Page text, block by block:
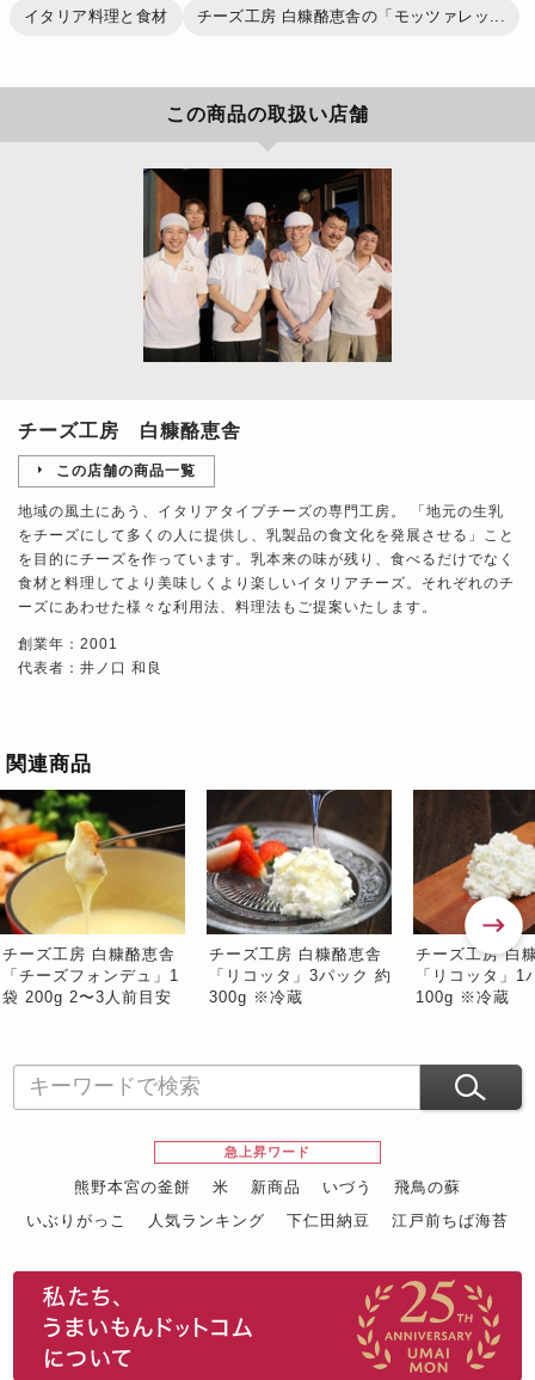
イタリア料理と食材 チーズ工房 白糠酪恵舎の「モッツァレッ...
この商品の取扱い店舗
チーズ工房 白糠酪恵舎
この店舗の商品一覧
地域の風土にあう、イタリアタイプチーズの専門工房。 「地元の生乳
をチーズにして多くの人に提供し、乳製品の食文化を発展させる」こと
を目的にチーズを作っています。乳本来の味が残り、食べるだけでなく
食材と料理してより美味しくより楽しいイタリアチーズ。それぞれのチ
ーズにあわせた様々な利用法、料理法もご提案いたします。
創業年：2001
代表者：井ノ口 和良
関連商品
チーズ工房 白糠酪恵舎
「チーズフォンデュ」1
袋 200g 2〜3人前目安
チーズ工房 白糠酪恵舎
「リコッタ」3パック 約
300g ※冷蔵
チーズ工房 白
「リコッタ」1
100g ※冷蔵
急上昇ワード
熊野本宮の釜餅 米 新商品 いづう
飛鳥の蘇
いぶりがっこ
人気ランキング 下仁田納豆
江戸前ちば海苔